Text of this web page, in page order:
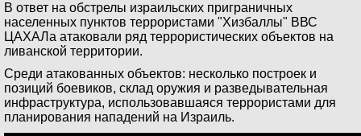
В ответ на обстрелы израильских приграничных
населенных пунктов террористами "Хизбаллы" ВВС
ЦАХАЛа атаковали ряд террористических объектов на
ливанской территории.
Среди атакованных объектов: несколько построек и
позиций боевиков, склад оружия и разведывательная
инфраструктура, использовавшаяся террористами для
планирования нападений на Израиль.